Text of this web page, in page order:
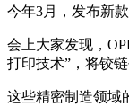
今年3月，发布新
会上大家发现，
打印技术”，将铰
这些精密制造领域